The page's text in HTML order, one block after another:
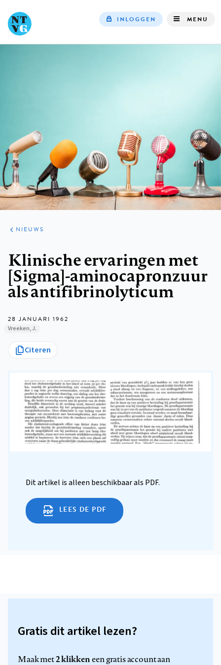
INLOGGEN MENU
ARTIKELEN
HET
KORT
NIEUWS
Klinische ervaringen met
[Sigma]-aminocapronzuur
als antifibrinolyticum
28 JANUARI 1962
Vreeken, J.
Citeren
Dit artikel is alleen beschikbaar als PDF.
LEES DE PDF
Gratis dit artikel lezen?
Maak met2 klikkeneen gratis account aan